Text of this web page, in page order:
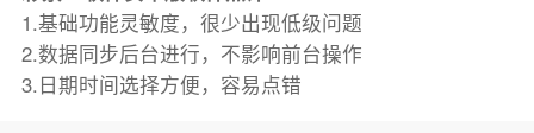
1.基础功能灵敏度，很少出现低级问题
2.数据同步后台进行，不影响前台操作
3.日期时间选择方便，容易点错